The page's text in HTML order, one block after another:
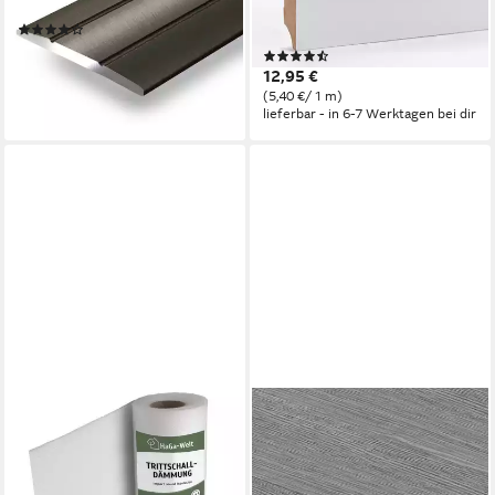
Größen, C-Form
(12)
ab 5,99 €
lieferbar - in 6-7 Werktagen bei dir
cm, H: 7 cm, 1-St., passend zu
allen Fußboden Dekoren
12,95 €
(5,40 €/ 1 m)
lieferbar - in 6-7 Werktagen bei dir
Trittschalldämmfolie
Trittschalldämmung PE-
Schaumfolie für Laminat
FIVMEN
Vinylboden PVC Bodenbelag
Selbstklebend, Holzmaserung
Dielen, Bodenfliesen, 18/36